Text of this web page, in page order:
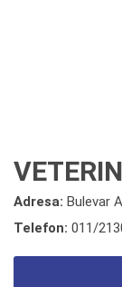
Adresa: Bulevar
Telefon: 011/